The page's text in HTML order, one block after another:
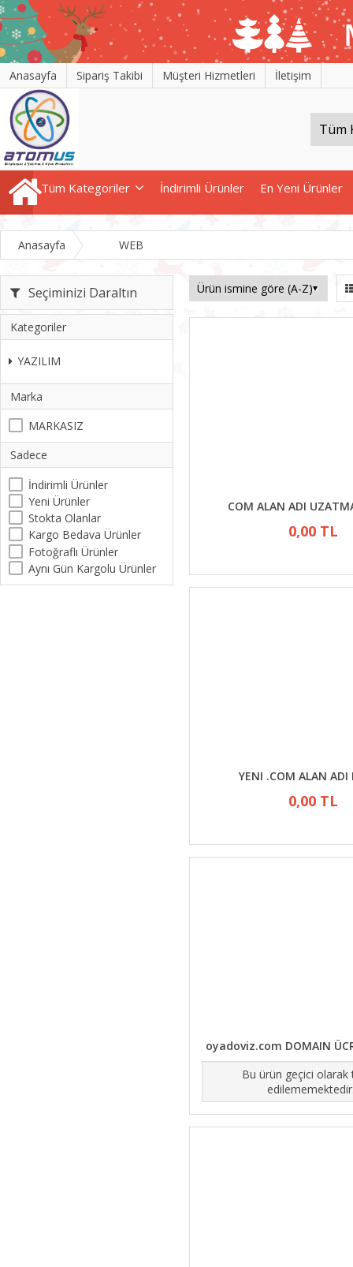
Anasayfa Sipariş Takibi Müşteri Hizmetleri İletişim
Tüm Kategoriler İndirimli Ürünler En Yeni Ürünler
Anasayfa WEB
Seçiminizi Daraltın
Kategoriler
YAZILIM
Marka
MARKASIZ
Sadece
İndirimli Ürünler
Yeni Ürünler
Stokta Olanlar
Kargo Bedava Ürünler
Fotoğraflı Ürünler
Aynı Gün Kargolu Ürünler
COM ALAN ADI
0,00 TL
YENI .COM ALAN ADI
0,00 TL
oyadoviz.com DOMAIN
Bu ürün geçici olarak